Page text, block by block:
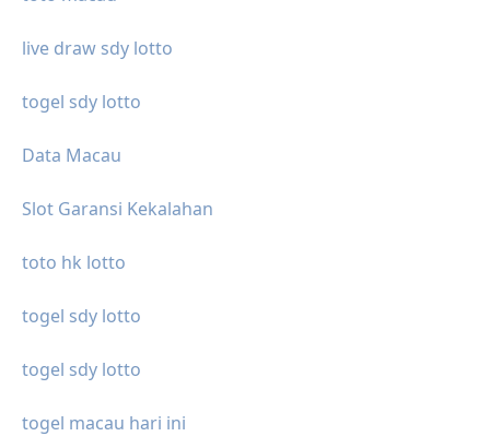
live draw sdy lotto
togel sdy lotto
Data Macau
Slot Garansi Kekalahan
toto hk lotto
togel sdy lotto
togel sdy lotto
togel macau hari ini